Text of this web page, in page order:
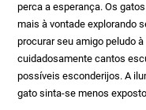
perca a esperança. Os
mais à vontade explorando
procurar seu amigo peludo
cuidadosamente cantos
possíveis esconderijos. A
gato sinta-se menos